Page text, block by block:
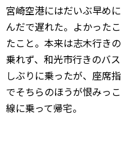
宮崎空港にはだいぶ早め
んだで遅れた。よかった
たこと。本来は志木行き
乗れず、和光市行きのバ
しぶりに乗ったが、座席
でそちらのほうが恨みっ
線に乗って帰宅。